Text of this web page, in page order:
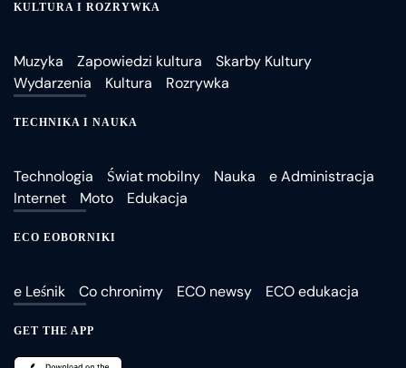
KULTURA I ROZRYWKA
Muzyka Zapowiedzi kultura
Skarby Kultury
Wydarzenia
Kultura Rozrywka
TECHNIKA I NAUKA
Technologia Świat mobilny Nauka
e Administracja
Internet
Moto Edukacja
ECO EOBORNIKI
e Leśnik Co chronimy ECO newsy ECO edukacja
GET THE APP